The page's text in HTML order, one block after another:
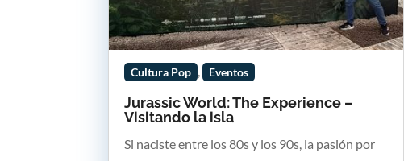
Jurassic World: The Experience –
Visitando la isla
Cultura Pop , Eventos
Si naciste entre los 80s y los 90s, la pasión por